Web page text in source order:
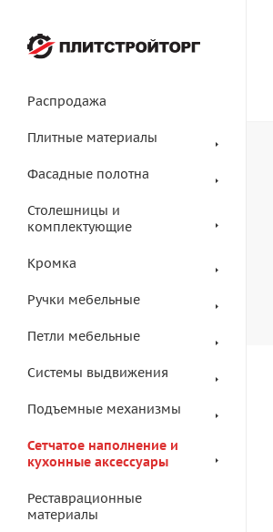
Распродажа
Плитные материалы
Фасадные полотна
Столешницы и
комплектующие
Кромка
Ручки мебельные
Петли мебельные
Системы выдвижения
Подъемные механизмы
Сетчатое наполнение и
кухонные аксессуары
Реставрационные
материалы